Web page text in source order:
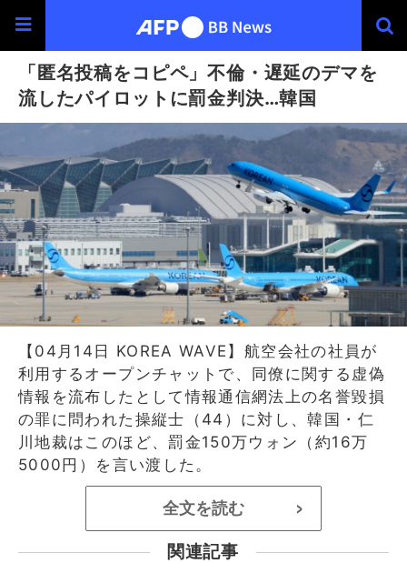
「匿名投稿をコピペ」不倫・遅延のデマを
流したパイロットに罰金判決…韓国
【04月14日 KOREA WAVE】航空会社の社員が
利用するオープンチャットで、同僚に関する虚偽
情報を流布したとして情報通信網法上の名誉毀損
の罪に問われた操縦士（44）に対し、韓国・仁
川地裁はこのほど、罰金150万ウォン（約16万
5000円）を言い渡した。
全文を読む >
関連記事